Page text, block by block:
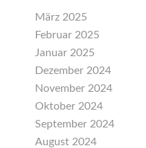
März 2025
Februar 2025
Januar 2025
Dezember 2024
November 2024
Oktober 2024
September 2024
August 2024